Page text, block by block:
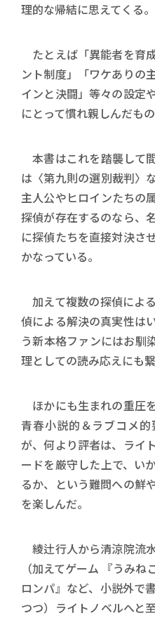
理的な帰結に思えてくる。
たとえば「異能者を育
ント制度」「ワケありの
インと決闘」等々の設定
にとって慣れ親しんだもの
本書はこれを踏襲して
は〈第九則の選別裁判〉
主人公やヒロインたちの
探偵が存在するのなら、
に探偵たちを直接対決さ
かなっている。
加えて複数の探偵によ
偵による解決の真実性は
う新本格ファンにはお馴
理としての読み応えにも繋
ほかにも生まれの重圧
青春小説的＆ラブコメ
が、何より評者は、ライ
ードを厳守した上で、い
るか、という難問への鮮
を楽しんだ。
綾辻行人から清涼院流
（加えてゲーム 『うみ
ロンパ』など、小説外で
つつ）ライトノベルへと